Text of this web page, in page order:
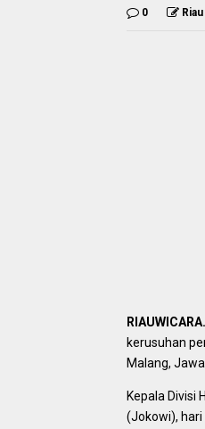
0
kerusuhan
Malang,
Kepala Divisi
(Jokowi), hari